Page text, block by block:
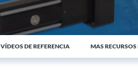
VÍDEOS DE REFERENCIA MAS RECURSOS